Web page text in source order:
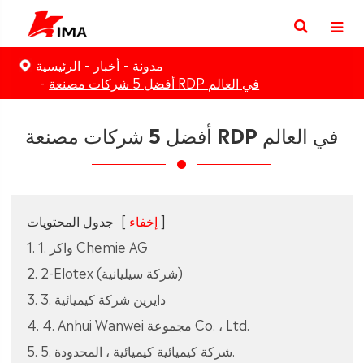
الرئيسية أخبار
مدونة
أفضل 5 شركات مصنعة RDP في العالم
أفضل 5 شركات مصنعة RDP في العالم
جدول المحتويات [ إخفاء ]
1. 1. واكر Chemie AG
2. 2-Elotex (شركة سيليانية)
3. 3. دايرين شركة كيميائية
4. 4. Anhui Wanwei مجموعة Co. ، Ltd.
5. 5. شركة كيميائية كيميائية ، المحدودة.